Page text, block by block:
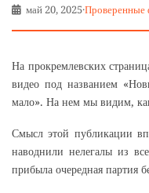
май 20, 2025·Проверенные
На прокремлевских
видео под названием
мало». На нем мы видим,
Смысл этой публикации
наводнили нелегалы из
прибыла очередная партия